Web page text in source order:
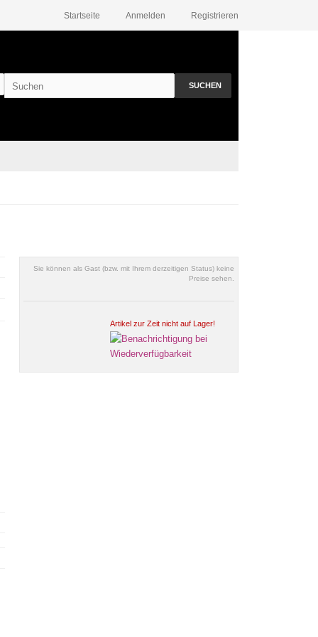
Registrieren
Anmelden
Startseite
SUCHEN
Sie können als Gast (bzw. mit Ihrem derzeitigen Status) keine
Preise sehen.
Artikel zur Zeit nicht auf Lager!